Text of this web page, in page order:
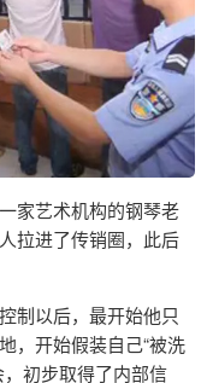
家艺术机构的钢琴老
拉进了传销圈，此后
制以后，最开始他只
，开始假装自己“被洗
初步取得了内部信